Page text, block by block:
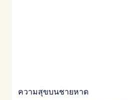
ความสุขบนชายหาด